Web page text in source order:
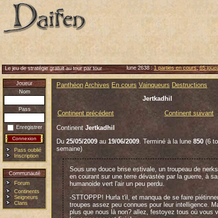
Le jeu de stratégie gratuit au tour par tour lune 2638 :1 parties en cours,65
Joueur
Nom
Enregistrer
Pass oublié
Inscription
Communauté
Forum
Continents
Seigneurs
Clans
Panthéon Archives En cours Vainqueurs Destructions
Jertkadhil
Continent précédent
Continent suivant
Continent Jertkadhil
Du 25/05/2009 au 19/06/2009. Terminé à la lune 850 (6
semaine)
Sous une douce brise estivale, un troupeau de
en courant sur une terre dévastée par la guerre, à
humanoide vert l'air un peu perdu.
-STTOPPP! Hurla t'il, et manqua de se faire
troupes assez peu connues pour leur intelligence.
plus que nous là non? allez, festoyez tous où vous